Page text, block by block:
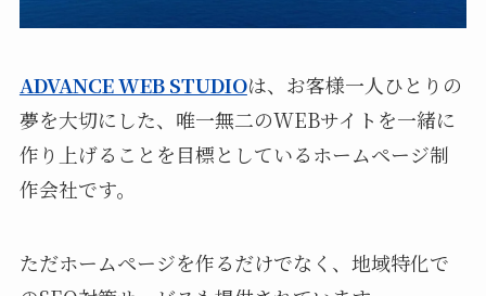
ADVANCE WEB STUDIOは、お客様一人ひとりの
夢を大切にした、唯一無二のWEBサイトを一緒に
作り上げることを目標としているホームページ制
作会社です。
ただホームページを作るだけでなく、地域特化で